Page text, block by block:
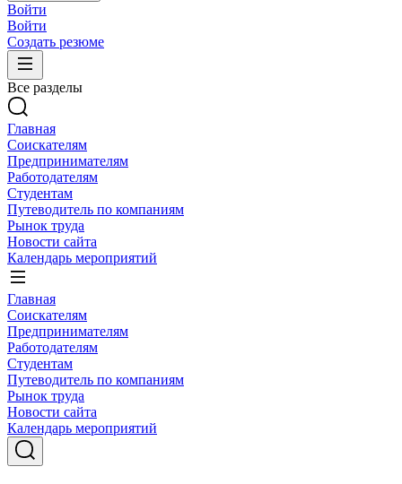
Войти
Войти
Создать резюме
Все разделы
Главная
Соискателям
Предпринимателям
Работодателям
Студентам
Путеводитель по компаниям
Рынок труда
Новости сайта
Календарь мероприятий
Главная
Соискателям
Предпринимателям
Работодателям
Студентам
Путеводитель по компаниям
Рынок труда
Новости сайта
Календарь мероприятий